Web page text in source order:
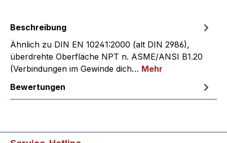
Beschreibung
Ähnlich zu DIN EN 10241:2000 (alt DIN 2986),
überdrehte Oberfläche NPT n. ASME/ANSI B1.20
(Verbindungen im Gewinde dich… Mehr
Bewertungen